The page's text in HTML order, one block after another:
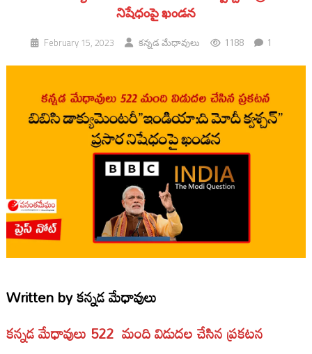
నిషేధంపై ఖండన
February 15, 2023 కన్నడ మేధావులు 1188 1
Written byకన్నడ మేధావులు
కన్నడ మేధావులు 522 మంది విడుదల చేసిన ప్రకటన